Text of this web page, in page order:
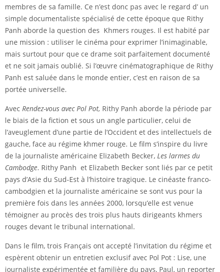
membres de sa famille. Ce n’est donc pas avec le regard d’ un
simple documentaliste spécialisé de cette époque que Rithy
Panh aborde la question des Khmers rouges. Il est habité par
une mission : utiliser le cinéma pour exprimer l’inimaginable,
mais surtout pour que ce drame soit parfaitement documenté
et ne soit jamais oublié. Si l’œuvre cinématographique de Rithy
Panh est saluée dans le monde entier, c’est en raison de sa
portée universelle.
Avec Rendez-vous avec Pol Pot, Rithy Panh aborde la période par
le biais de la fiction et sous un angle particulier, celui de
l’aveuglement d’une partie de l’Occident et des intellectuels de
gauche, face au régime khmer rouge. Le film s’inspire du livre
de la journaliste américaine Elizabeth Becker, Les larmes du
Cambodge. Rithy Panh et Elizabeth Becker sont liés par ce petit
pays d’Asie du Sud-Est à l’histoire tragique. Le cinéaste franco-
cambodgien et la journaliste américaine se sont vus pour la
première fois dans les années 2000, lorsqu’elle est venue
témoigner au procès des trois plus hauts dirigeants khmers
rouges devant le tribunal international.
Dans le film, trois Français ont accepté l’invitation du régime et
espèrent obtenir un entretien exclusif avec Pol Pot : Lise, une
journaliste expérimentée et familière du pays, Paul, un reporter